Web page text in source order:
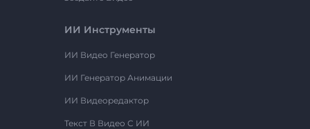
ИИ Инструменты
ИИ Видео Генератор
ИИ Генератор Анимации
ИИ Видеоредактор
Текст В Видео С ИИ